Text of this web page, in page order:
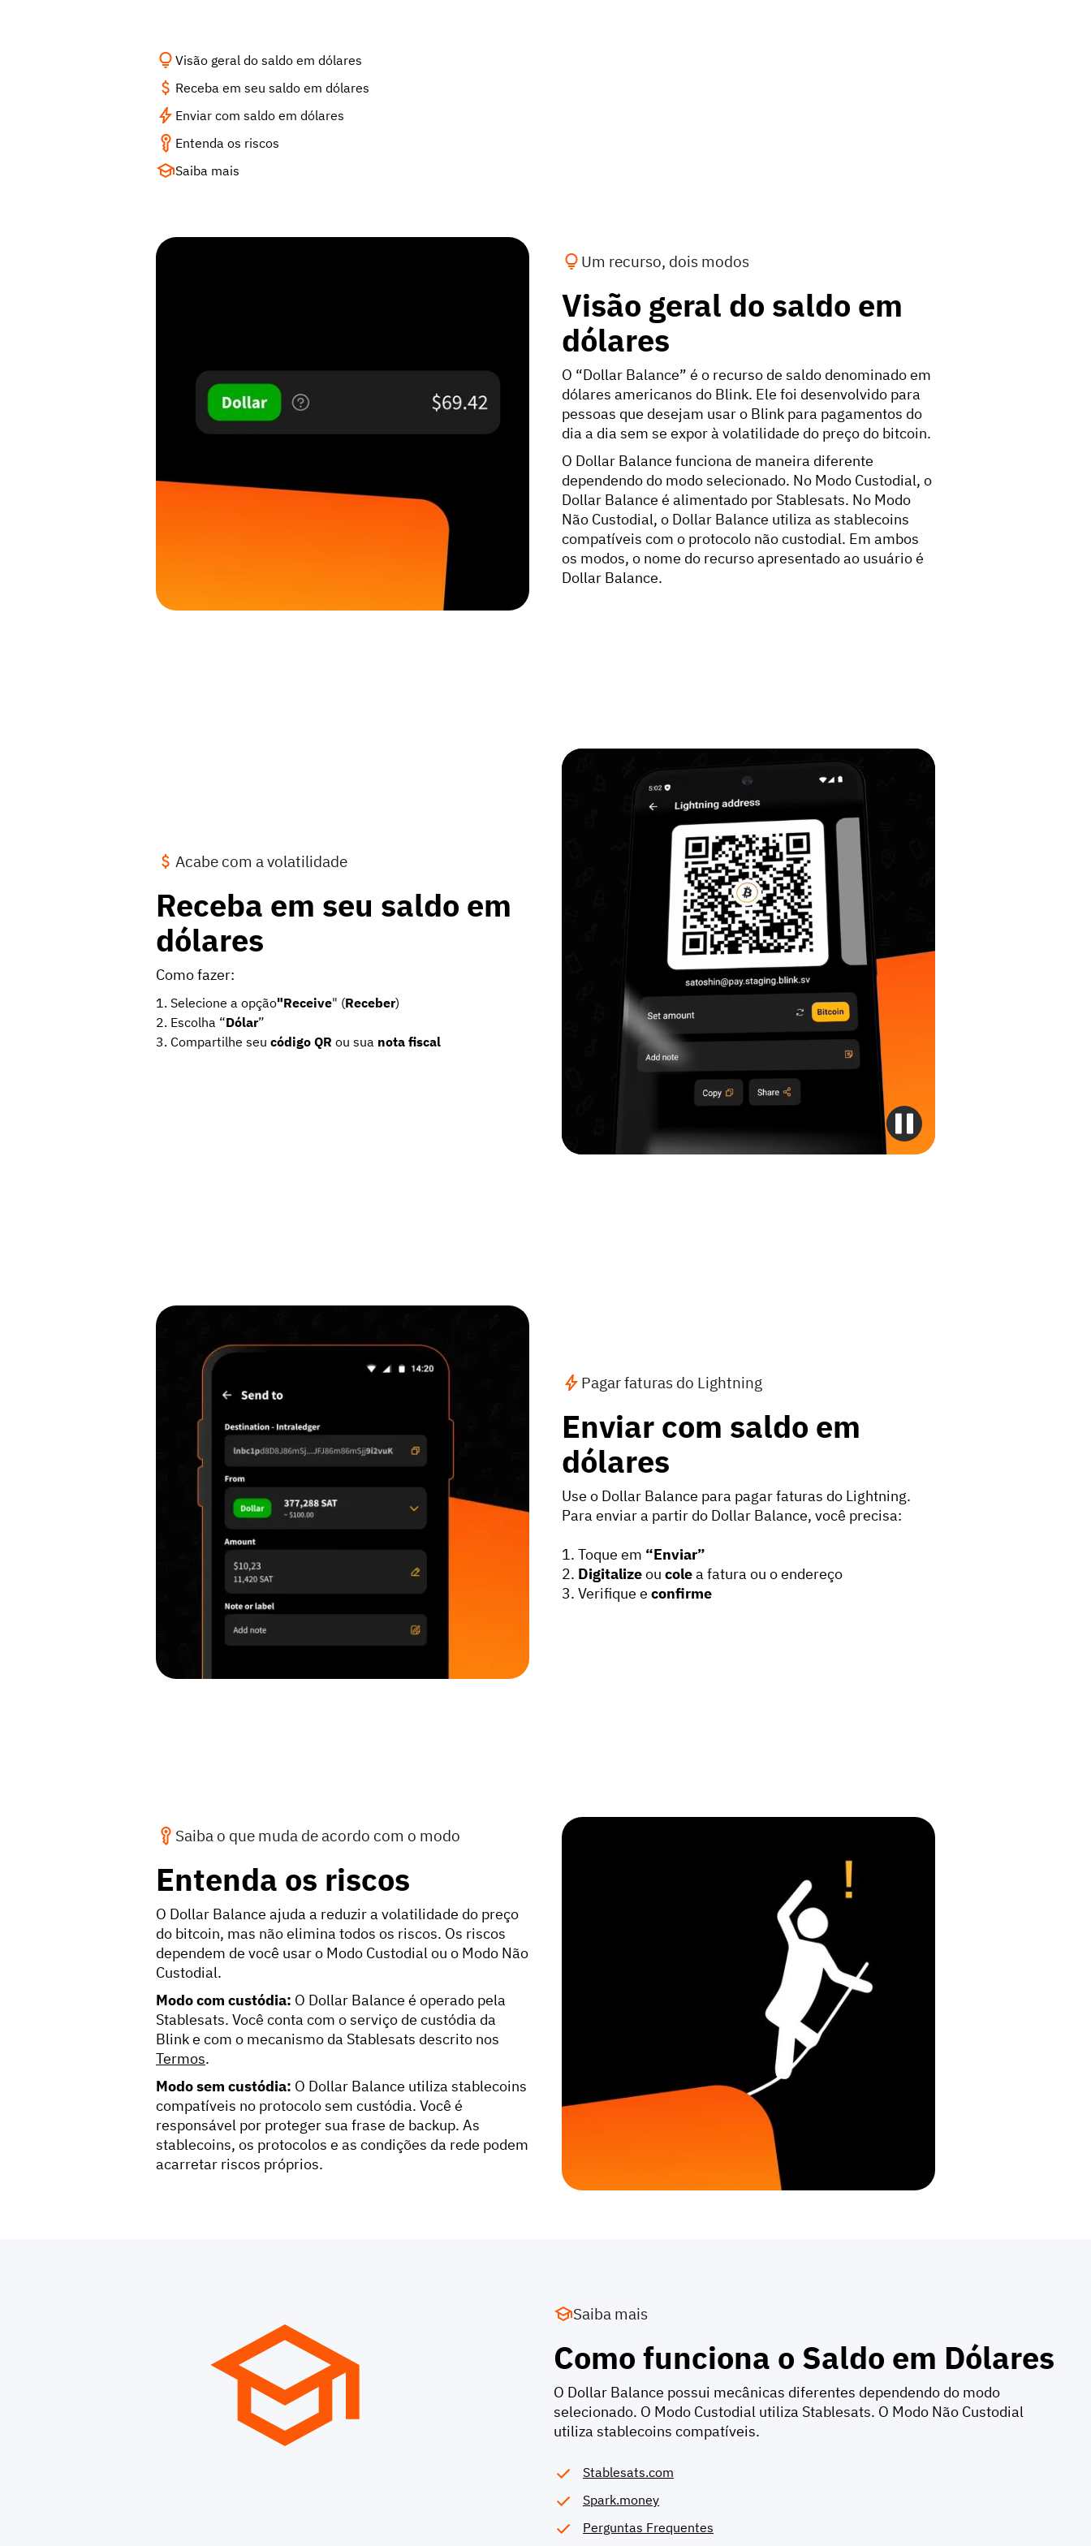
Visão geral do saldo em dólares
Receba em seu saldo em dólares
Enviar com saldo em dólares
Entenda os riscos
Saiba mais
Um recurso, dois modos
Visão geral do saldo em
dólares
O “Dollar Balance” é o recurso de saldo denominado em
dólares americanos do Blink. Ele foi desenvolvido para
pessoas que desejam usar o Blink para pagamentos do
dia a dia sem se expor à volatilidade do preço do bitcoin.
O Dollar Balance funciona de maneira diferente
dependendo do modo selecionado. No Modo Custodial, o
Dollar Balance é alimentado por Stablesats. No Modo
Não Custodial, o Dollar Balance utiliza as stablecoins
compatíveis com o protocolo não custodial. Em ambos
os modos, o nome do recurso apresentado ao usuário é
Dollar Balance.
Acabe com a volatilidade
Receba em seu saldo em
dólares
Como fazer:
1. Selecione a opção"Receive" (Receber)
2. Escolha “Dólar”
3. Compartilhe seu código QR ou sua nota fiscal
Pagar faturas do Lightning
Enviar com saldo em
dólares
Use o Dollar Balance para pagar faturas do Lightning.
Para enviar a partir do Dollar Balance, você precisa:
1. Toque em “Enviar”
2. Digitalizeou colea fatura ou o endereço
3. Verifique e confirme
Saiba o que muda de acordo com o modo
Entenda os riscos
O Dollar Balance ajuda a reduzir a volatilidade do preço
do bitcoin, mas não elimina todos os riscos. Os riscos
dependem de você usar o Modo Custodial ou o Modo Não
Custodial.
Modo com custódia: O Dollar Balance é operado pela
Stablesats. Você conta com o serviço de custódia da
Blink e com o mecanismo da Stablesats descrito nos
Termos.
‍Modo sem custódia: O Dollar Balance utiliza stablecoins
compatíveis no protocolo sem custódia. Você é
responsável por proteger sua frase de backup. As
stablecoins, os protocolos e as condições da rede podem
acarretar riscos próprios.
Saiba mais
Como funciona o Saldo em Dólares
O Dollar Balance possui mecânicas diferentes dependendo do modo
selecionado. O Modo Custodial utiliza Stablesats. O Modo Não Custodial
utiliza stablecoins compatíveis.
Stablesats.com
Spark.money
Perguntas Frequentes